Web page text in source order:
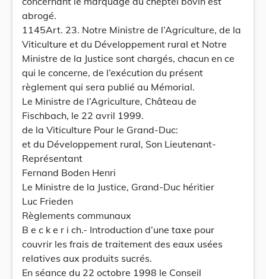
abrogé.
1145Art. 23. Notre Ministre de l’Agriculture, de la
Viticulture et du Développement rural et Notre
Ministre de la Justice sont chargés, chacun en ce
qui le concerne, de l’exécution du présent
règlement qui sera publié au Mémorial.
Le Ministre de l’Agriculture, Château de
Fischbach, le 22 avril 1999.
de la Viticulture Pour le Grand-Duc:
et du Développement rural, Son Lieutenant-
Représentant
Fernand Boden Henri
Le Ministre de la Justice, Grand-Duc héritier
Luc Frieden
Règlements communaux
B e c k e r i ch.- Introduction d’une taxe pour
couvrir les frais de traitement des eaux usées
relatives aux produits sucrés.
En séance du 22 octobre 1998 le Conseil